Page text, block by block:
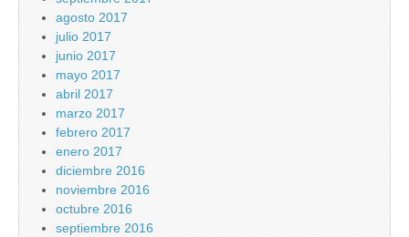
agosto 2017
julio 2017
junio 2017
mayo 2017
abril 2017
marzo 2017
febrero 2017
enero 2017
diciembre 2016
noviembre 2016
octubre 2016
septiembre 2016